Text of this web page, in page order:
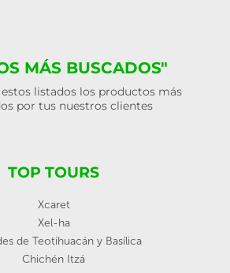
MÁS BUSCADOS"
listados los productos más
por tus nuestros clientes
TOP TOURS
Xcaret
Xel-ha
de Teotihuacán y Basílica
Chichén Itzá